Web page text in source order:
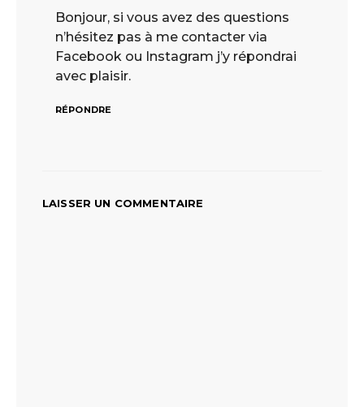
Bonjour, si vous avez des questions
n’hésitez pas à me contacter via
Facebook ou Instagram j’y répondrai
avec plaisir.
RÉPONDRE
LAISSER UN COMMENTAIRE